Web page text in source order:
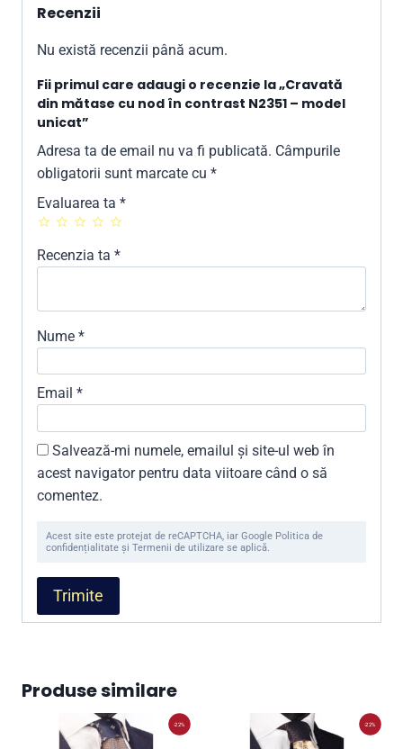
Recenzii
Nu există recenzii până acum.
Fii primul care adaugi o recenzie la „Cravată
din mătase cu nod în contrast N2351 – model
unicat”
Adresa ta de email nu va fi publicată. Câmpurile
obligatorii sunt marcate cu *
Evaluarea ta *
Recenzia ta *
Nume *
Email *
Salvează-mi numele, emailul și site-ul web în
acest navigator pentru data viitoare când o să
comentez.
Acest site este protejat de reCAPTCHA, iar Google Politica de
confidențialitate și Termenii de utilizare se aplică.
Produse similare
-22% -22%